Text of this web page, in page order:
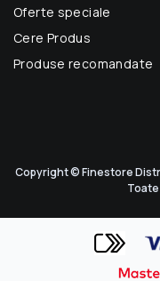
Oferte speciale
Cere Produs
Produse recomandate
Copyright © Finestore